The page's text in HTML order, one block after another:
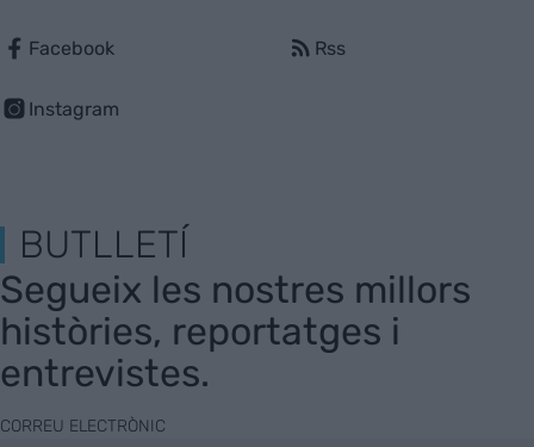
Facebook
Instagram
Rss
BUTLLETÍ
Segueix les nostres millors
històries, reportatges i
entrevistes.
CORREU ELECTRÒNIC